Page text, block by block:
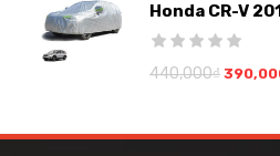
Honda CR-V
440,000₫